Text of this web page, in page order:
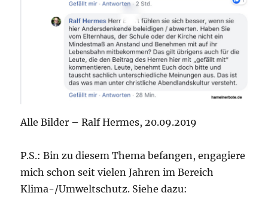
Alle Bilder – Ralf Hermes, 20.09.2019
P.S.: Bin zu diesem Thema befangen, engagiere
mich schon seit vielen Jahren im Bereich
Klima-/Umweltschutz. Siehe dazu: